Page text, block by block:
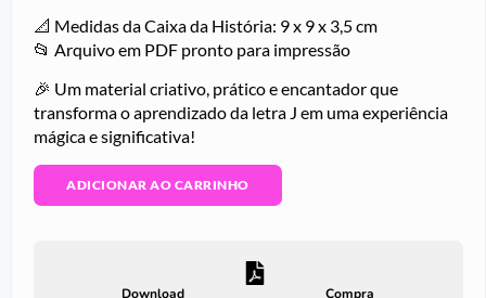
📐 Medidas da Caixa da História: 9 x 9 x 3,5 cm
📂 Arquivo em PDF pronto para impressão
🎉 Um material criativo, prático e encantador que
transforma o aprendizado da letra J em uma experiência
mágica e significativa!
ADICIONAR AO CARRINHO
Download Compra